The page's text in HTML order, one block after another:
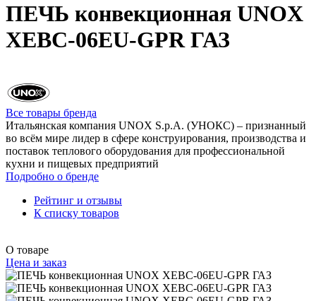
ПЕЧЬ конвекционная UNOX
XEBC-06EU-GPR ГАЗ
Все товары бренда
Итальянская компания UNOX S.p.A. (УНОКС) – признанный
во всём мире лидер в сфере конструирования, производства и
поставок теплового оборудования для профессиональной
кухни и пищевых предприятий
Подробно о бренде
Рейтинг и отзывы
К списку товаров
О товаре
Цена и заказ